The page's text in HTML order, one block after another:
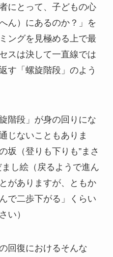
にとって、子どもの心
ん）にあるのか？」を
ングを見極める上で最
スは決して一直線では
す「螺旋階段」のよう
階段」が身の回りにな
じないこともありま
坂（登りも下りも”まさ
し絵（戻るようで進ん
がありますが、ともか
で二歩下がる」くらい
い）
回復におけるそんな